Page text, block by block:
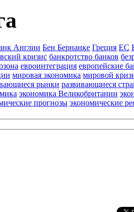
Англии Бен Бернанке Греция ЕС
кризис банкротство банков
евроинтеграция европейские
мировая экономика мировой
рынки развивающиеся
экономика Великобритании
прогнозы экономические